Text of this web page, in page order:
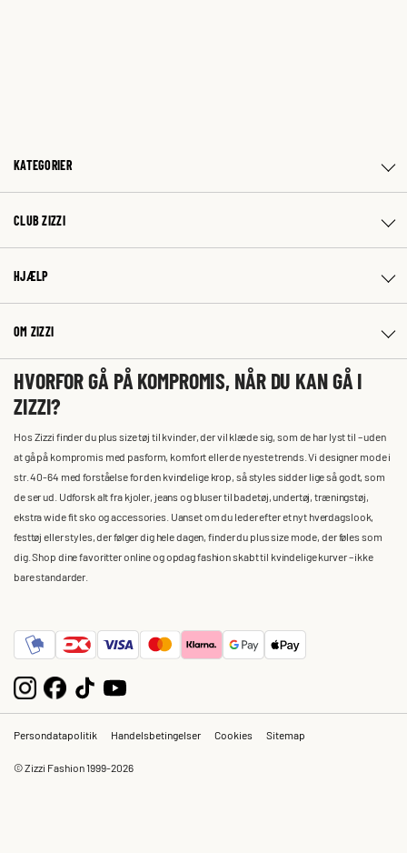
KATEGORIER
CLUB ZIZZI
HJÆLP
OM ZIZZI
HVORFOR GÅ PÅ KOMPROMIS, NÅR DU KAN GÅ I
ZIZZI?
Hos Zizzi finder du plus size tøj til kvinder, der vil klæde sig, som de har lyst til – uden
at gå på kompromis med pasform, komfort eller de nyeste trends. Vi designer mode i
str. 40-64 med forståelse for den kvindelige krop, så styles sidder lige så godt, som
de ser ud. Udforsk alt fra kjoler, jeans og bluser til badetøj, undertøj, træningstøj,
ekstra wide fit sko og accessories. Uanset om du leder efter et nyt hverdagslook,
festtøj eller styles, der følger dig hele dagen, finder du plus size mode, der føles som
dig. Shop dine favoritter online og opdag fashion skabt til kvindelige kurver – ikke
bare standarder.
Persondatapolitik Handelsbetingelser Cookies Sitemap
© Zizzi Fashion 1999-2026